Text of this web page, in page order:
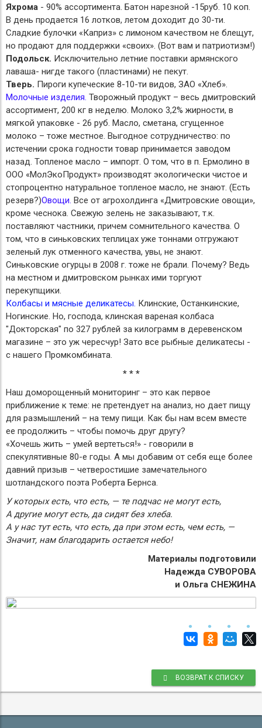
Яхрома - 90% ассортимента. Батон нарезной -15руб. 10 коп.
В день продается 16 лотков, летом доходит до 30-ти.
Сладкие булочки «Каприз» с лимоном качеством не блещут,
но продают для поддержки «своих». (Вот вам и патриотизм!)
Подольск. Исключительно летние поставки армянского
лаваша- нигде такого (пластинами) не пекут.
Тверь. Пироги купеческие 8-10-ти видов, ЗАО «Хлеб».
Молочные изделия. Творожный продукт – весь дмитровский
ассортимент, 200 кг в неделю. Молоко 3,2% жирности, в
мягкой упаковке - 26 руб. Масло, сметана, сгущенное
молоко – тоже местное. Выгодное сотрудничество: по
истечении срока годности товар принимается заводом
назад. Топленое масло – импорт. О том, что в п. Ермолино в
ООО «МолЭкоПродукт» производят экологически чистое и
стопроцентно натуральное топленое масло, не знают. (Есть
резерв?)Овощи. Все от агрохолдинга «Дмитровские овощи»,
кроме чеснока. Свежую зелень не заказывают, т.к.
поставляют частники, причем сомнительного качества. О
том, что в синьковских теплицах уже тоннами отгружают
зеленый лук отменного качества, увы, не знают.
Синьковские огурцы в 2008 г. тоже не брали. Почему? Ведь
на местном и дмитровском рынках ими торгуют
перекупщики.
Колбасы и мясные деликатесы. Клинские, Останкинские,
Ногинские. Но, господа, клинская вареная колбаса
"Докторская" по 327 рублей за килограмм в деревенском
магазине – это уж чересчур! Зато все рыбные деликатесы -
с нашего Промкомбината.
* * *
Наш доморощенный мониторинг – это как первое
приближение к теме: не претендует на анализ, но дает пищу
для размышлений – на тему пищи. Как бы нам всем вместе
ее продолжить – чтобы помочь друг другу?
«Хочешь жить – умей вертеться!» - говорили в
спекулятивные 80-е годы. А мы добавим от себя еще более
давний призыв – четверостишие замечательного
шотландского поэта Роберта Бернса.
У которых есть, что есть, — те подчас не могут есть,
А другие могут есть, да сидят без хлеба.
А у нас тут есть, что есть, да при этом есть, чем есть, —
Значит, нам благодарить остается небо!
Материалы подготовили
Надежда СУВОРОВА
и Ольга СНЕЖИНА
ВОЗВРАТ К СПИСКУ